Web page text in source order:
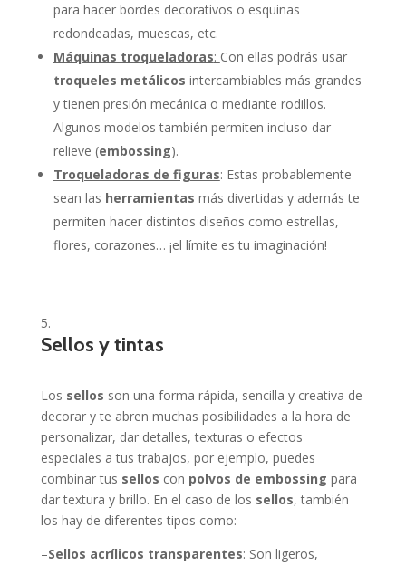
para hacer bordes decorativos o esquinas
redondeadas, muescas, etc.
Máquinas troqueladoras: Con ellas podrás usar
troqueles metálicos intercambiables más grandes
y tienen presión mecánica o mediante rodillos.
Algunos modelos también permiten incluso dar
relieve (embossing).
Troqueladoras de figuras: Estas probablemente
sean las herramientas más divertidas y además te
permiten hacer distintos diseños como estrellas,
flores, corazones… ¡el límite es tu imaginación!
Sellos y tintas
Los sellos son una forma rápida, sencilla y creativa de
decorar y te abren muchas posibilidades a la hora de
personalizar, dar detalles, texturas o efectos
especiales a tus trabajos, por ejemplo, puedes
combinar tus sellos con polvos de embossing para
dar textura y brillo. En el caso de los sellos, también
los hay de diferentes tipos como:
–Sellos acrílicos transparentes: Son ligeros,